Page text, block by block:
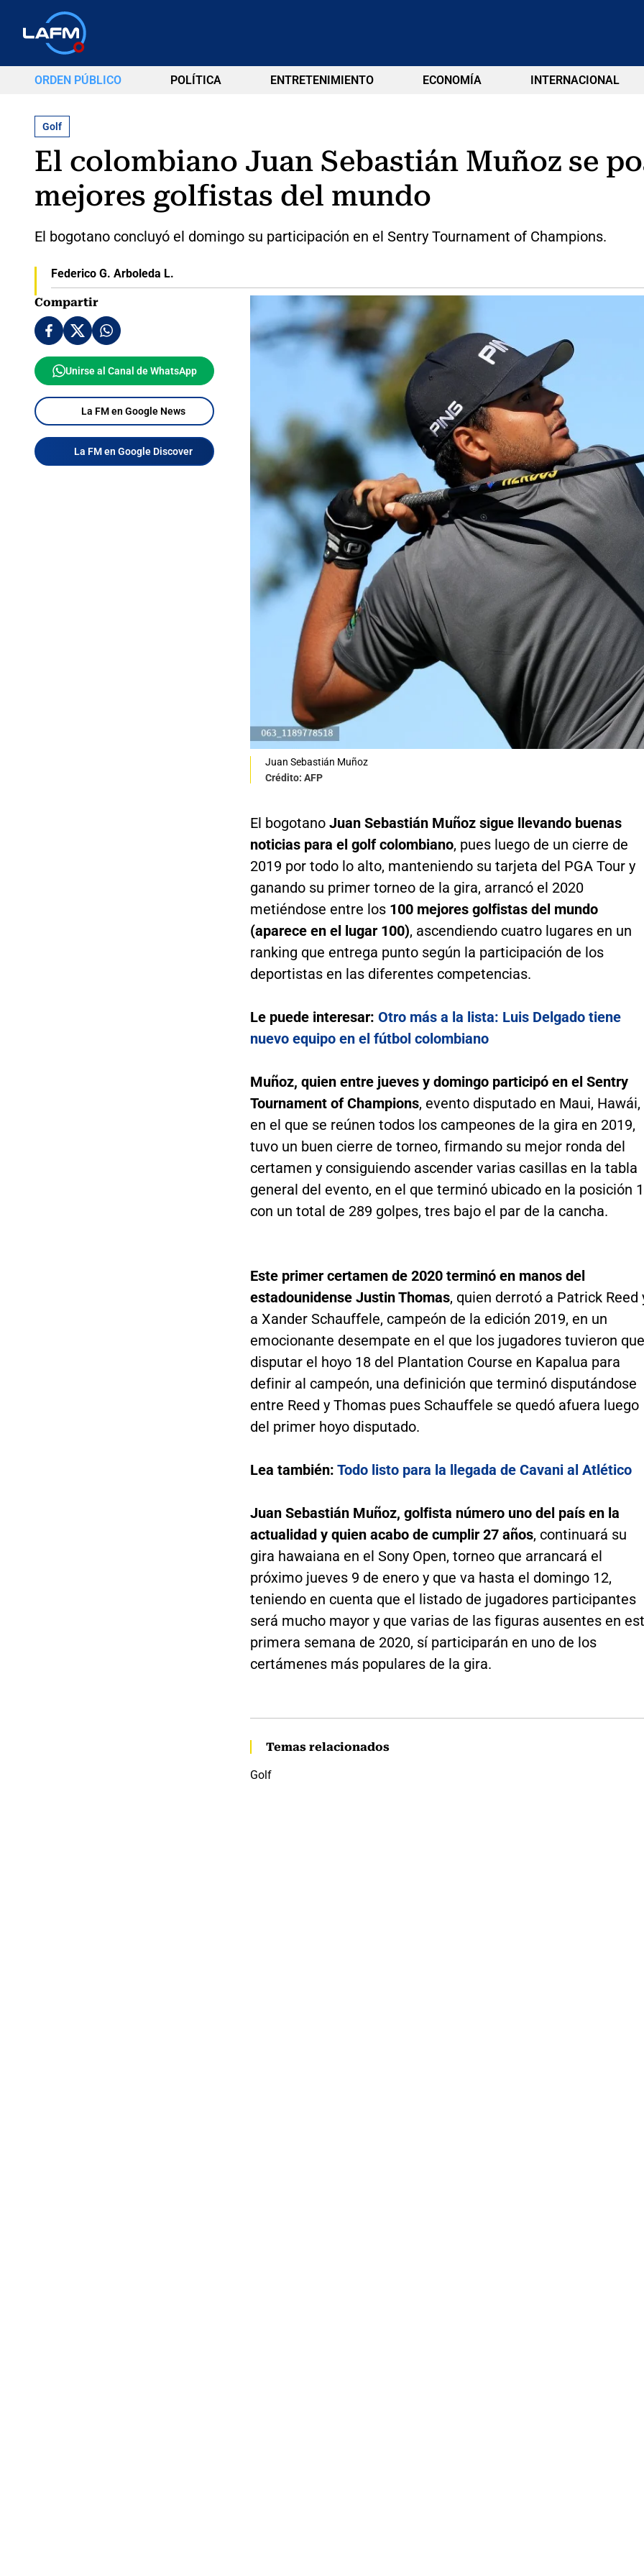
ORDEN PÚBLICO POLÍTICA ENTRETENIMIENTO ECONOMÍA INTERNACIONAL
Golf
El colombiano Juan Sebastián Muñoz se
mejores golfistas del mundo
El bogotano concluyó el domingo su participación en el Sentry Tournament of Champions.
Federico G. Arboleda L.
Compartir
Unirse al Canal de WhatsApp
La FM en Google News
La FM en Google Discover
Juan Sebastián Muñoz
Crédito: AFP
El bogotano Juan Sebastián Muñoz sigue llevando buenas
noticias para el golf colombiano, pues luego de un cierre de
2019 por todo lo alto, manteniendo su tarjeta del PGA Tour y
ganando su primer torneo de la gira, arrancó el 2020
metiéndose entre los 100 mejores golfistas del mundo
(aparece en el lugar 100), ascendiendo cuatro lugares en un
ranking que entrega punto según la participación de los
deportistas en las diferentes competencias.
Le puede interesar: Otro más a la lista: Luis Delgado tiene
nuevo equipo en el fútbol colombiano
Muñoz, quien entre jueves y domingo participó en el Sentry
Tournament of Champions, evento disputado en Maui, Hawái,
en el que se reúnen todos los campeones de la gira en 2019,
tuvo un buen cierre de torneo, firmando su mejor ronda del
certamen y consiguiendo ascender varias casillas en la tabla
general del evento, en el que terminó ubicado en la posición
con un total de 289 golpes, tres bajo el par de la cancha.
Este primer certamen de 2020 terminó en manos del
estadounidense Justin Thomas, quien derrotó a Patrick Reed
a Xander Schauffele, campeón de la edición 2019, en un
emocionante desempate en el que los jugadores tuvieron que
disputar el hoyo 18 del Plantation Course en Kapalua para
definir al campeón, una definición que terminó disputándose
entre Reed y Thomas pues Schauffele se quedó afuera luego
del primer hoyo disputado.
Lea también: Todo listo para la llegada de Cavani al Atlético
Juan Sebastián Muñoz, golfista número uno del país en la
actualidad y quien acabo de cumplir 27 años, continuará su
gira hawaiana en el Sony Open, torneo que arrancará el
próximo jueves 9 de enero y que va hasta el domingo 12,
teniendo en cuenta que el listado de jugadores participantes
será mucho mayor y que varias de las figuras ausentes en
primera semana de 2020, sí participarán en uno de los
certámenes más populares de la gira.
Temas relacionados
Golf